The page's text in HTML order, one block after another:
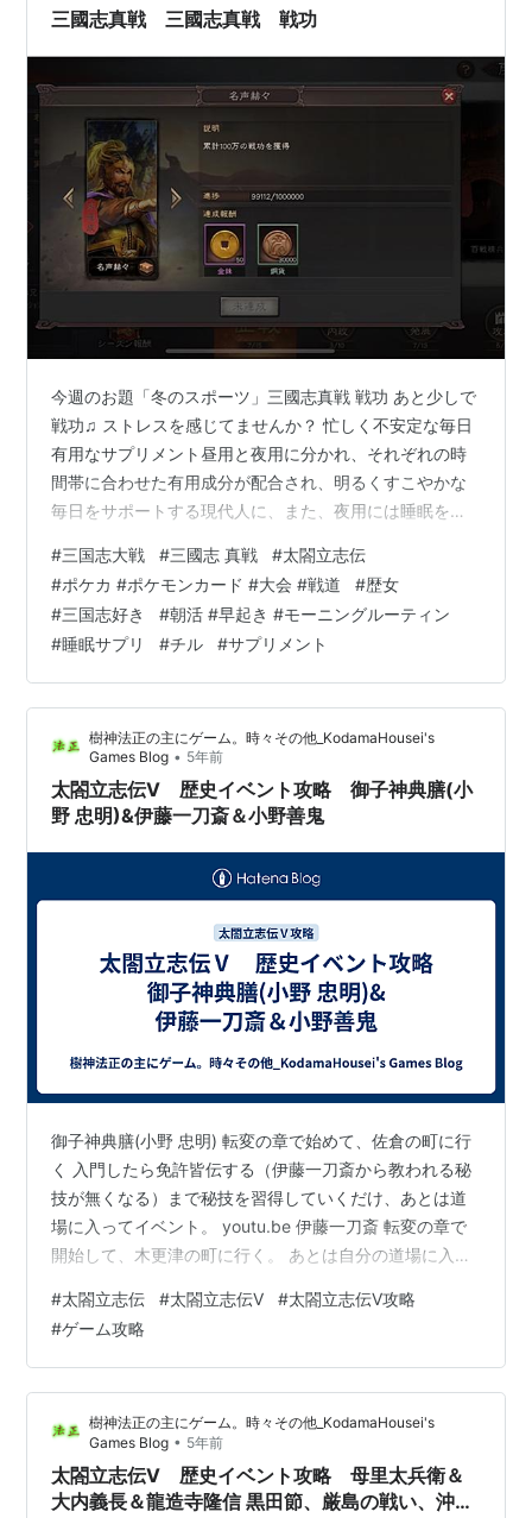
三國志真戦 三國志真戦 戦功
今週のお題「冬のスポーツ」三國志真戦 戦功 あと少しで
戦功♫ ストレスを感じてませんか？ 忙しく不安定な毎日
有用なサプリメント昼用と夜用に分かれ、それぞれの時
間帯に合わせた有用成分が配合され、明るくすこやかな
毎日をサポートする現代人に、また、夜用には睡眠をサ
心身共に健康な状態へ。日々のストレスケアをしたい方
からの注文が多いサプリメントです。。
#三国志大戦 #三國志 真戦 #太閤立志伝
#ポケカ #ポケモンカード #大会 #戦道 #歴女
#三国志好き #朝活 #早起き #モーニングルーティン
#睡眠サプリ #チル #サプリメント
樹神法正の主にゲーム。時々その他_KodamaHousei's
Games Blog • 5年前
太閤立志伝Ⅴ 歴史イベント攻略 御子神典膳(小
野 忠明)&伊藤一刀斎＆小野善鬼
御子神典膳(小野 忠明) 転変の章で始めて、佐倉の町に行
く 入門したら免許皆伝する（伊藤一刀斎から教われる秘
技が無くなる）まで秘技を習得していくだけ、あとは道
場に入ってイベント。 youtu.be 伊藤一刀斎 転変の章で
開始して、木更津の町に行く。 あとは自分の道場に入る
藤一刀斎から教われる秘技が無くなる）まで秘技を習得
していくだけ、あとは道場に入ってイベント。 youtu.be
#太閤立志伝 #太閤立志伝Ⅴ #太閤立志伝Ⅴ攻略
#ゲーム攻略
樹神法正の主にゲーム。時々その他_KodamaHousei's
Games Blog • 5年前
太閤立志伝Ⅴ 歴史イベント攻略 母里太兵衛＆
大内義長＆龍造寺隆信 黒田節、厳島の戦い、沖田